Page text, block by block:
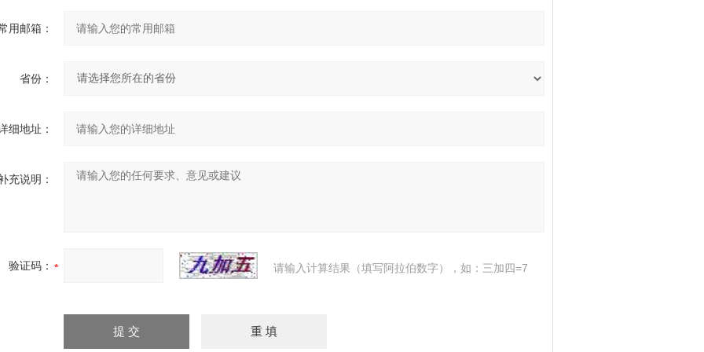
用邮箱：
省份：
细地址：
充说明：
验证码： 请输入计算结果（填写阿拉伯数字），如：三加四=7